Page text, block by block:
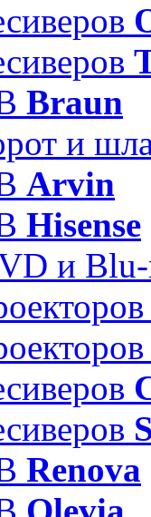
Braun
и
Arvin
Hisense
и
Renova